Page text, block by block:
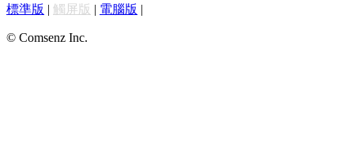
標準版 | 觸屏版 | 電腦版 |
© Comsenz Inc.